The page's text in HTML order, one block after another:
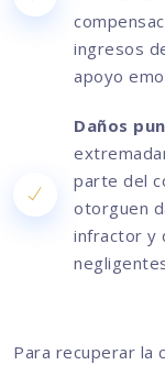
ingresos
apoyo
Daños
parte del
otorguen
infractor y
Para recuperar la